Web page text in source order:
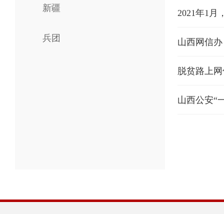
新疆
兵团
2021年1月
山西网信
脱贫路上
山西公安“